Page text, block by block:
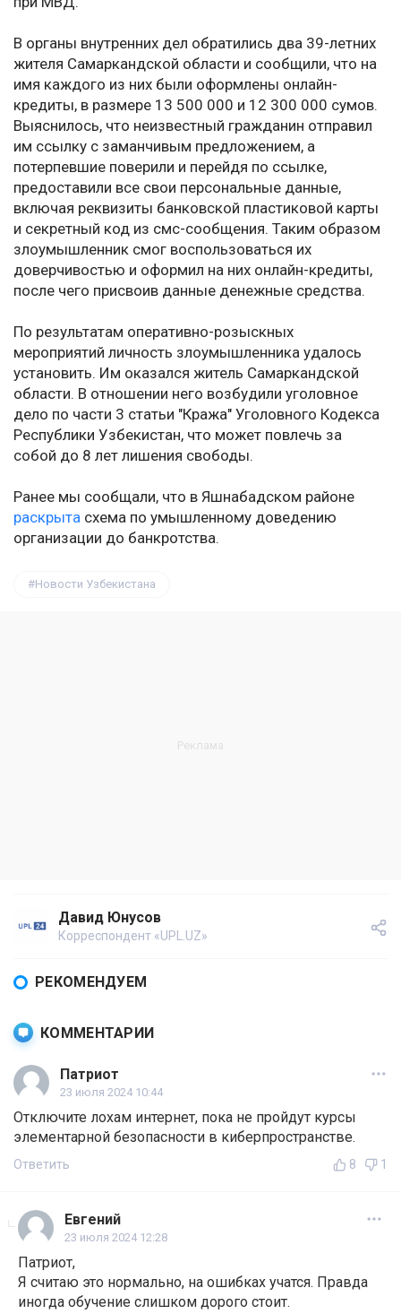
В органы внутренних дел обратились два 39-летних
жителя Самаркандской области и сообщили, что на
имя каждого из них были оформлены онлайн-
кредиты, в размере 13 500 000 и 12 300 000 сумов.
Выяснилось, что неизвестный гражданин отправил
им ссылку с заманчивым предложением, а
потерпевшие поверили и перейдя по ссылке,
предоставили все свои персональные данные,
включая реквизиты банковской пластиковой карты
и секретный код из смс-сообщения. Таким образом
злоумышленник смог воспользоваться их
доверчивостью и оформил на них онлайн-кредиты,
после чего присвоив данные денежные средства.
По результатам оперативно-розыскных
мероприятий личность злоумышленника удалось
установить. Им оказался житель Самаркандской
области. В отношении него возбудили уголовное
дело по части 3 статьи "Кража" Уголовного Кодекса
Республики Узбекистан, что может повлечь за
собой до 8 лет лишения свободы.
Ранее мы сообщали, что в Яшнабадском районе
раскрыта схема по умышленному доведению
организации до банкротства.
Новости Узбекистана
Давид Юнусов
Корреспондент «UPL.UZ»
РЕКОМЕНДУЕМ
КОММЕНТАРИИ
Патриот
23 июля 2024 10:44
Отключите лохам интернет, пока не пройдут курсы
элементарной безопасности в киберпространстве.
Ответить 8 1
Евгений
23 июля 2024 12:28
Патриот,
Я считаю это нормально, на ошибках учатся. Правда
иногда обучение слишком дорого стоит.